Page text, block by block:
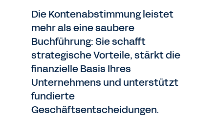
Die Kontenabstimmung leistet
mehr als eine saubere
Buchführung: Sie schafft
strategische Vorteile, stärkt die
finanzielle Basis Ihres
Unternehmens und unterstützt
fundierte
Geschäftsentscheidungen.